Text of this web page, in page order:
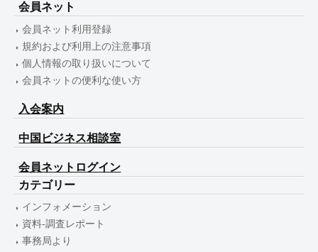
会員ネット
会員ネット利用登録
規約および利用上の注意事項
個人情報の取り扱いについて
会員ネットの便利な使い方
入会案内
中国ビジネス相談室
会員ネットログイン
カテゴリー
インフォメーション
資料-調査レポート
事務局より